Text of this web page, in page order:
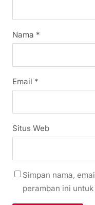
Nama *
Email *
Situs Web
Simpan nama,
peramban ini